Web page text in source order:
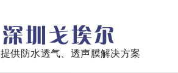
提供防水透气、透声膜解决方案